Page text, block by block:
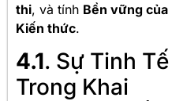
thi, và tính Bền vững của
Kiến thức.
4.1. Sự Tinh Tế
Trong Khai